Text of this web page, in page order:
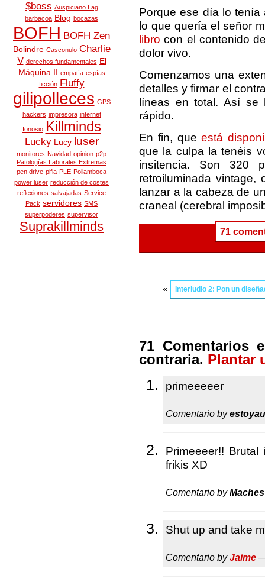
$boss Auspiciano Lag
barbacoa Blog bocazas
BOFH BOFH Zen
Bolindre Casconulo Charlie
V derechos fundamentales El
Máquina II empatía espías
ficción
Fluffy
gilipolleces GPS
hackers impresora internet
Ionosio Killminds
Lucky Lucy luser
monitores Navidad opinion p2p
Patologías Laborales Extremas
pen drive pifia PLE Pollamboca
power luser reducción de costes
reflexiones salvajadas Service
Pack servidores SMS
superpoderes supervisor
Suprakillminds
Porque ese día lo tenía
lo que quería el señor
librocon el contenido
dolor vivo.
Comenzamos una
detalles y firmar el
líneas en total. Así se
rápido.
En fin, queestá
que la culpa la tenéis
insitencia. Son 320
retroiluminada
lanzar a la cabeza de
craneal (cerebral
71
« Interludio 2: Pon un
71 Comentarios
contraria. Plantar
primeeeeer
Comentario by
Primeeeer!!
frikis XD
Comentario byMaches
Shut up and take
Comentario byJaime